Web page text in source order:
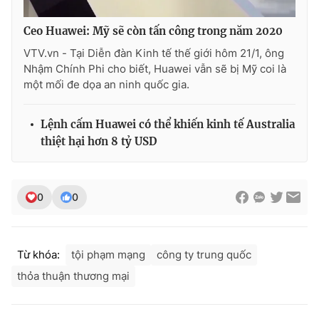
THỜI BÁO VTV
Theo dõi báo trên
Cơ quan báo chí:
Tổng Biên tập:Vũ Thanh Thủy
Phó Tổng Biên tập:Nguyễn Thị Mỹ Hạnh, Phạm Quốc Thắng,
Ceo Huawei: Mỹ sẽ còn tấn công trong năm 2020
VTV.vn - Tại Diễn đàn Kinh tế thế giới hôm 21/1, ông
Nhậm Chính Phi cho biết, Huawei vẫn sẽ bị Mỹ coi là
một mối đe dọa an ninh quốc gia.
Lệnh cấm Huawei có thể khiến kinh tế Australia
thiệt hại hơn 8 tỷ USD
0 0
Từ khóa: tội phạm mạng
công ty trung quốc
thỏa thuận thương mại